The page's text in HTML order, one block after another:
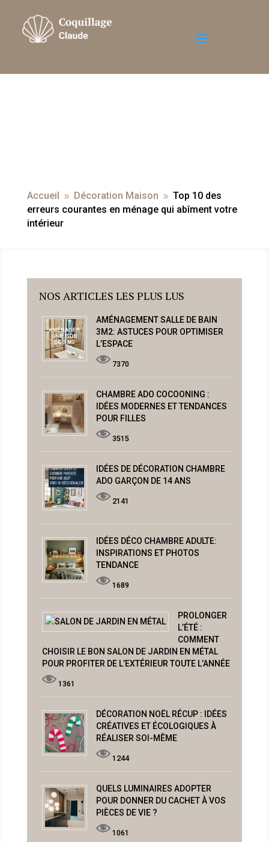
Accueil 9 Décoration Maison 9 Top 10 des
erreurs courantes en ménage qui abîment votre
intérieur
NOS ARTICLES LES PLUS LUS
AMÉNAGEMENT SALLE DE BAIN
3M2: ASTUCES POUR OPTIMISER
L’ESPACE
7370
CHAMBRE ADO COCOONING :
IDÉES MODERNES ET TENDANCES
POUR FILLES
3515
IDÉES DE DÉCORATION CHAMBRE
ADO GARÇON DE 14 ANS
2141
IDÉES DÉCO CHAMBRE ADULTE:
INSPIRATIONS ET PHOTOS
TENDANCE
1689
PROLONGER
L’ÉTÉ :
COMMENT
CHOISIR LE BON SALON DE JARDIN EN MÉTAL
POUR PROFITER DE L’EXTÉRIEUR TOUTE L’ANNÉE
1361
DÉCORATION NOËL RÉCUP : IDÉES
CRÉATIVES ET ÉCOLOGIQUES À
RÉALISER SOI-MÊME
1244
QUELS LUMINAIRES ADOPTER
POUR DONNER DU CACHET À VOS
PIÈCES DE VIE ?
1061